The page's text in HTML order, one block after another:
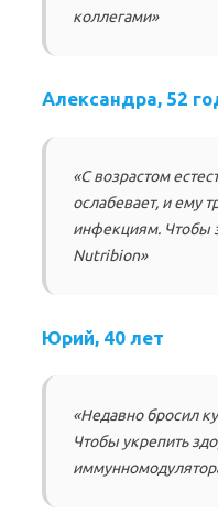
коллегами»
Александра, 52
«С возрастом
ослабевает, и ему
инфекциям. Чтобы
Nutribion»
Юрий, 40 лет
«Недавно бросил
Чтобы укрепить